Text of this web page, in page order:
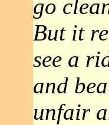
go
But it
see a
and
unfair